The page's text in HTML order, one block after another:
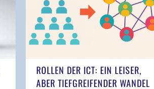
Benken (SG)
Bergdietikon
Berlin
Bern - Liebefeld
ROLLEN DER ICT: EIN LEISER,
ABER TIEFGREIFENDER WANDEL